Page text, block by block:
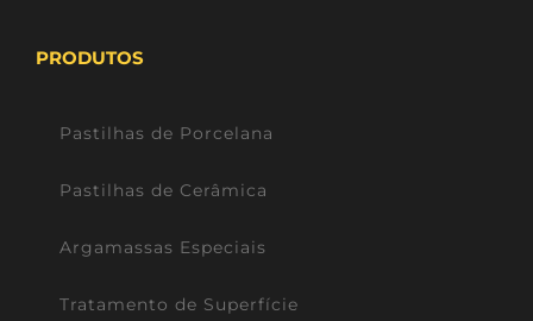
PRODUTOS
Pastilhas de Porcelana
Pastilhas de Cerâmica
Argamassas Especiais
Tratamento de Superfície